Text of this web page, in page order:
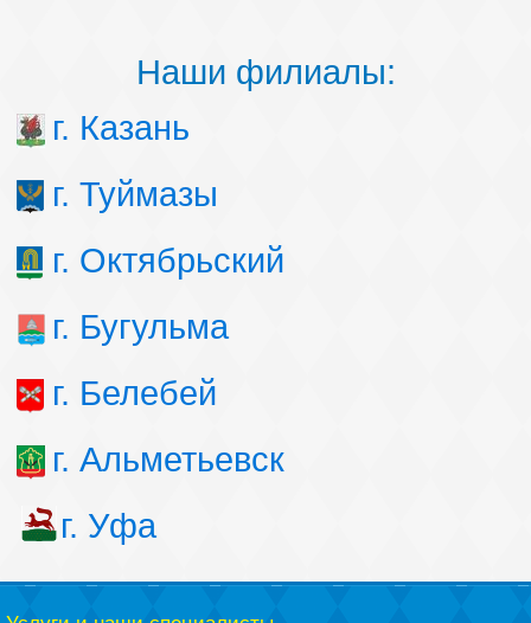
Наши филиалы:
г. Казань
г. Туймазы
г. Октябрьский
г. Бугульма
г. Белебей
г. Альметьевск
г. Уфа